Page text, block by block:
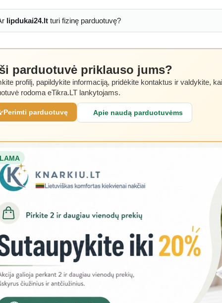
lipdukai24.ltturi fizinę parduotuvę?
parduotuvė priklauso jums?
profilį, papildykite informaciją, pridėkite kontaktus ir valdykite,
rodoma eTikra.LT lankytojams.
Perimti parduotuvę Apie naudą parduotuvėms